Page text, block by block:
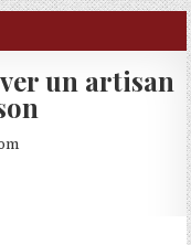
un artisan